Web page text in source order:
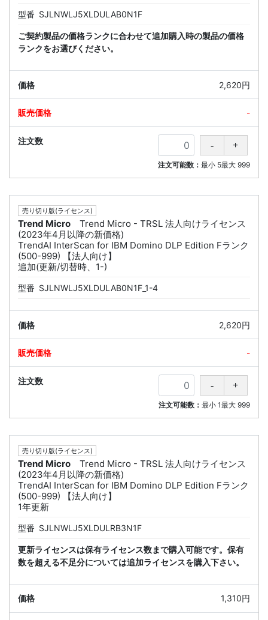
型番 SJLNWLJ5XLDULAB0N1F
ご契約製品の価格ランクに合わせて追加購入時の製品の価格
ランクをお選びください。
2,620円
-
注文可能数： 最小 5最大 999
売り切り版(ライセンス)
Trend Micro
Trend Micro - TRSL 法人向けライセンス
(2023年4月以降の新価格)
TrendAI InterScan for IBM Domino DLP Edition Fランク
(500-999) 【法人向け】
追加(更新/切替時、1-)
型番 SJLNWLJ5XLDULAB0N1F_1-4
2,620円
-
注文可能数： 最小 1最大 999
売り切り版(ライセンス)
Trend Micro
Trend Micro - TRSL 法人向けライセンス
(2023年4月以降の新価格)
TrendAI InterScan for IBM Domino DLP Edition Fランク
(500-999) 【法人向け】
1年更新
型番 SJLNWLJ5XLDULRB3N1F
更新ライセンスは保有ライセンス数まで購入可能です。保有
数を超える不足分については追加ライセンスを購入下さい。
1,310円